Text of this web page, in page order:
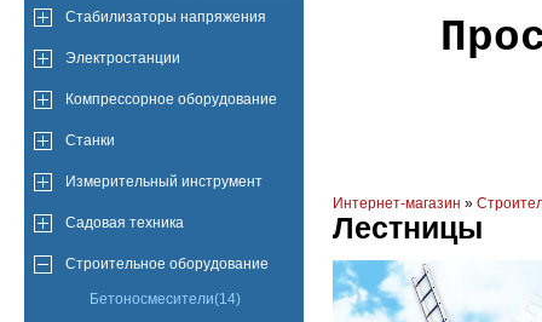
Стабилизаторы напряжения
Электростанции
Компрессорное оборудование
Станки
Измерительный инструмент
Садовая техника
Строительное оборудование
Бетоносмесители(14)
Интернет-магазин »
Лестницы